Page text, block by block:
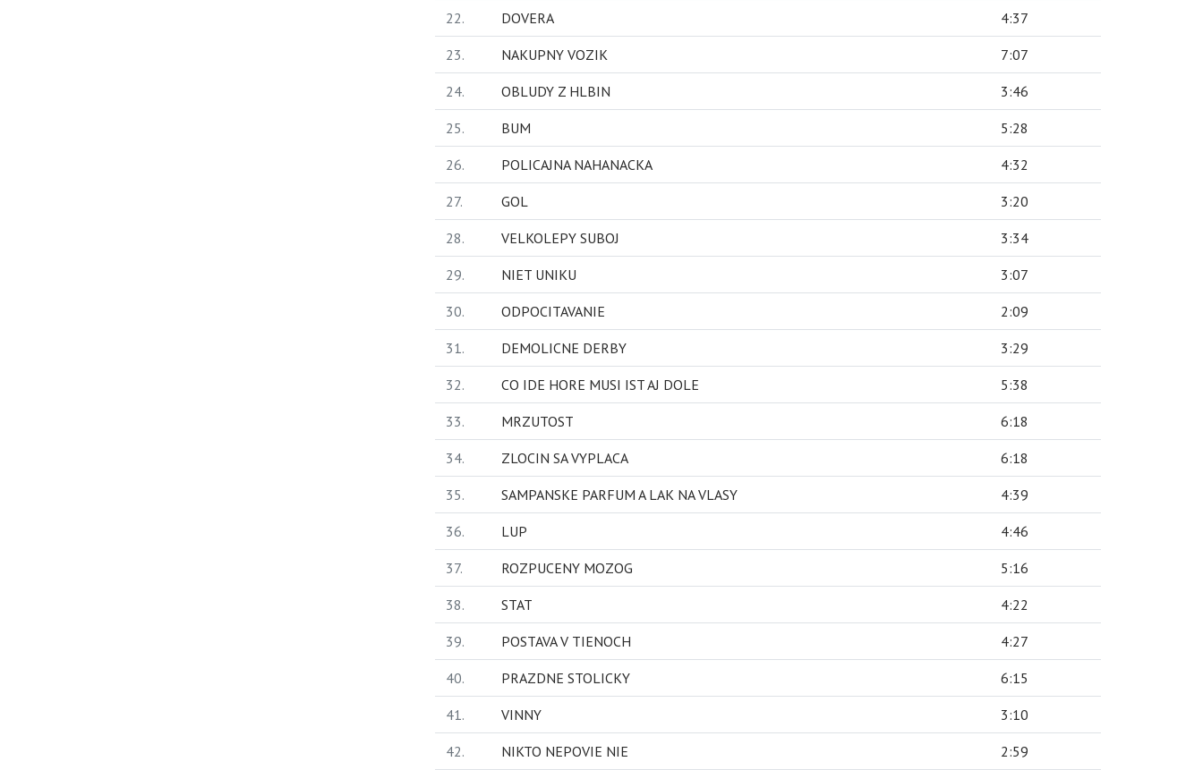
22. DOVERA 4:37
23. NAKUPNY VOZIK 7:07
24. OBLUDY Z HLBIN 3:46
25. BUM 5:28
26. POLICAJNA NAHANACKA 4:32
27. GOL 3:20
28. VELKOLEPY SUBOJ 3:34
29. NIET UNIKU 3:07
30. ODPOCITAVANIE 2:09
31. DEMOLICNE DERBY 3:29
32. CO IDE HORE MUSI IST AJ DOLE 5:38
33. MRZUTOST 6:18
34. ZLOCIN SA VYPLACA 6:18
35. SAMPANSKE PARFUM A LAK NA VLASY 4:39
36. LUP 4:46
37. ROZPUCENY MOZOG 5:16
38. STAT 4:22
39. POSTAVA V TIENOCH 4:27
40. PRAZDNE STOLICKY 6:15
41. VINNY 3:10
42. NIKTO NEPOVIE NIE 2:59